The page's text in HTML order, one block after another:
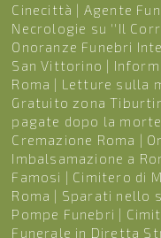
Cinecittà | Agente
Necrologie su ''Il
Onoranze Funebri
San Vittorino |
Roma | Letture sulla
Gratuito zona
pagate dopo la morte
Cremazione Roma |
Imbalsamazione a
Famosi | Cimitero di
Roma | Sparati nello
Pompe Funebri |
Funerale in Diretta